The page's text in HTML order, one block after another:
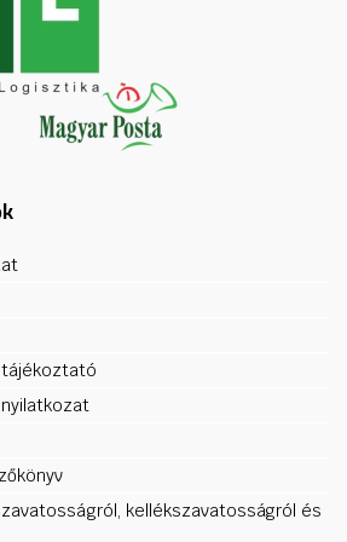
tájékoztató
kellékszavatosságról és